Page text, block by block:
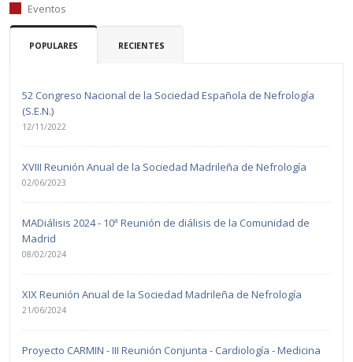
Eventos
POPULARES RECIENTES
52 Congreso Nacional de la Sociedad Española de Nefrología
(S.E.N.)
12/11/2022
XVIII Reunión Anual de la Sociedad Madrileña de Nefrología
02/06/2023
MADiálisis 2024 - 10ª Reunión de diálisis de la Comunidad de
Madrid
08/02/2024
XIX Reunión Anual de la Sociedad Madrileña de Nefrología
21/06/2024
Proyecto CARMIN - III Reunión Conjunta - Cardiología - Medicina